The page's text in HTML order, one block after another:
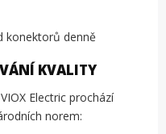
konektorů denně
KVALITY
Electric prochází
norem: